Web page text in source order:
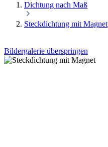
Dichtung nach Maß
Steckdichtung mit Magnet
Bildergalerie überspringen